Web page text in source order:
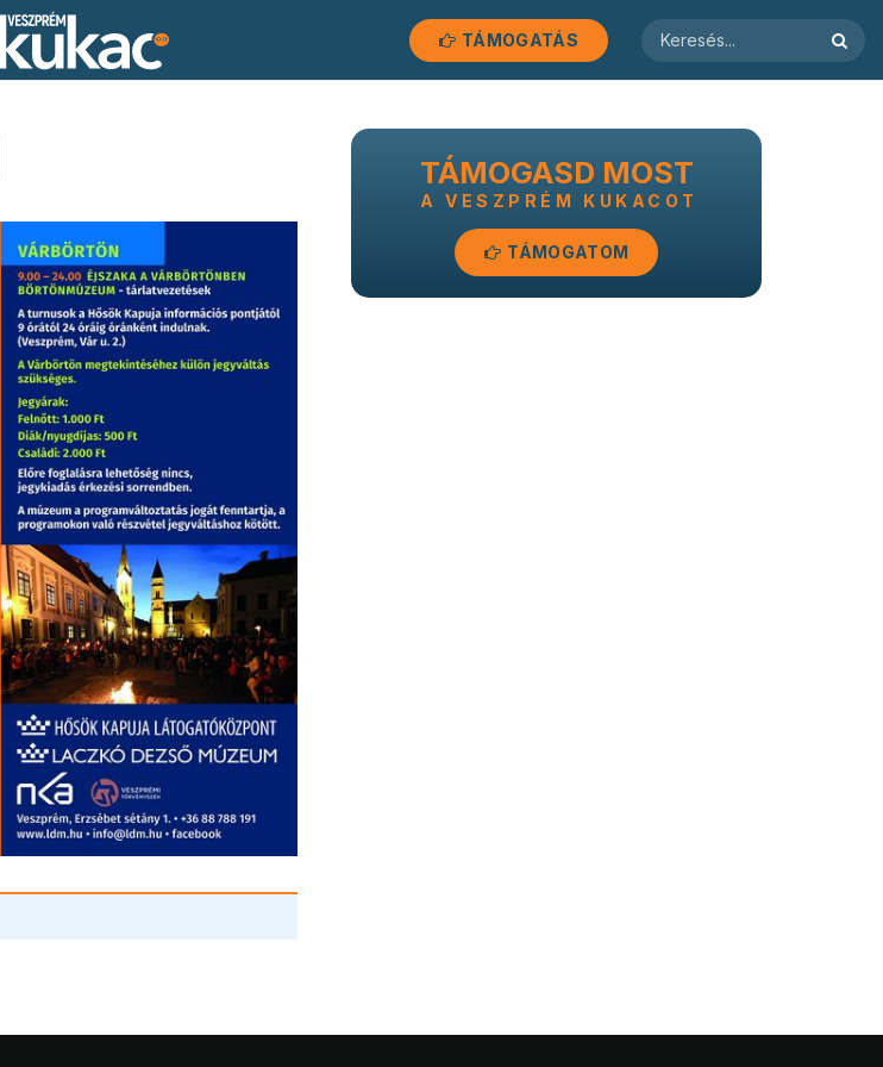
TÁMOGATÁS
TÁMOGASD MOST
A VESZPRÉM KUKACOT
TÁMOGATOM